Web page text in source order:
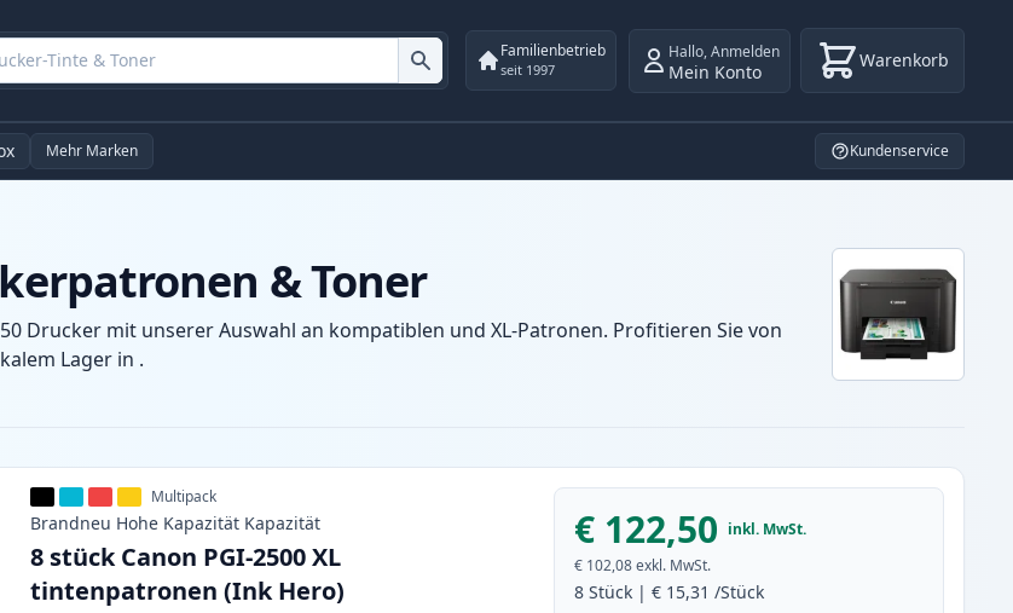
Familienbetrieb
seit 1997
Hallo,Anmelden
Mein Konto Warenkorb
Mehr Marken Kundenservice
& Toner
Drucker mit unserer Auswahl an kompatiblen und XL-Patronen. Profitieren Sie von
Lager in .
Multipack
Brandneu Hohe Kapazität Kapazität
8 stück Canon PGI-2500 XL
tintenpatronen (Ink Hero)
€ 122,50 inkl. MwSt.
€ 102,08 exkl. MwSt.
8 Stück |€ 15,31 /Stück